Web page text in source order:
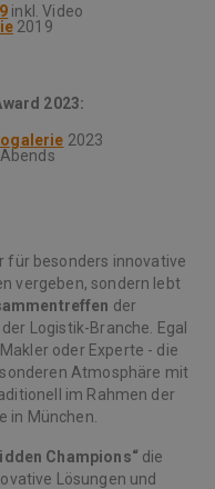
inkl. Video
2019
2023:
2023
für besonders innovative
vergeben, sondern lebt
der
Logistik-Branche. Egal
oder Experte - die
Atmosphäre mit
im Rahmen der
in München.
Champions“ die
Lösungen und